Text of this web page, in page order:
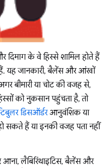
दिमाग के वे हिस्से शामिल होते हैं
हैं. यह जानकारी, बैलेंस और आंखों
बीमारी या चोट की वजह से,
को नुकसान पहुंचता है, तो
डिसऑर्डरआनुवंशिक या
सकते हैं या इनकी वजह पता नहीं
आना, लैबिरिंथाइटिस, बैलेंस और